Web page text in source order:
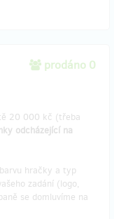
prodáno 0
20 000 kč (třeba
odcházející na
hračky a typ
zadání (logo,
se domluvíme na